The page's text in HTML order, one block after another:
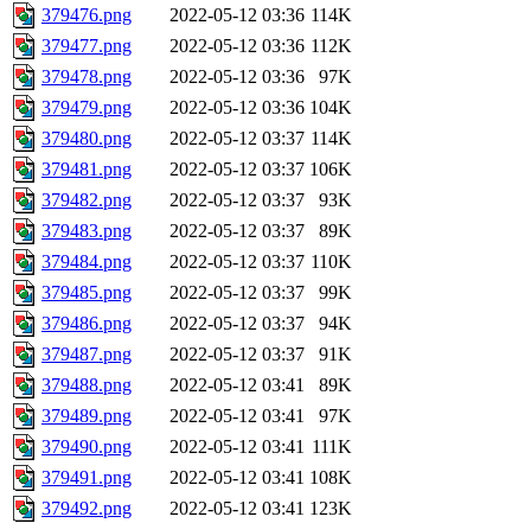
379476.png
2022-05-12 03:36 114K
379477.png
2022-05-12 03:36 112K
379478.png
2022-05-12 03:36
97K
379479.png
2022-05-12 03:36 104K
379480.png
2022-05-12 03:37 114K
379481.png
2022-05-12 03:37 106K
379482.png
2022-05-12 03:37
93K
379483.png
2022-05-12 03:37
89K
379484.png
2022-05-12 03:37 110K
379485.png
2022-05-12 03:37
99K
379486.png
2022-05-12 03:37
94K
379487.png
2022-05-12 03:37
91K
379488.png
2022-05-12 03:41
89K
379489.png
2022-05-12 03:41
97K
379490.png
2022-05-12 03:41 111K
379491.png
2022-05-12 03:41 108K
379492.png
2022-05-12 03:41 123K